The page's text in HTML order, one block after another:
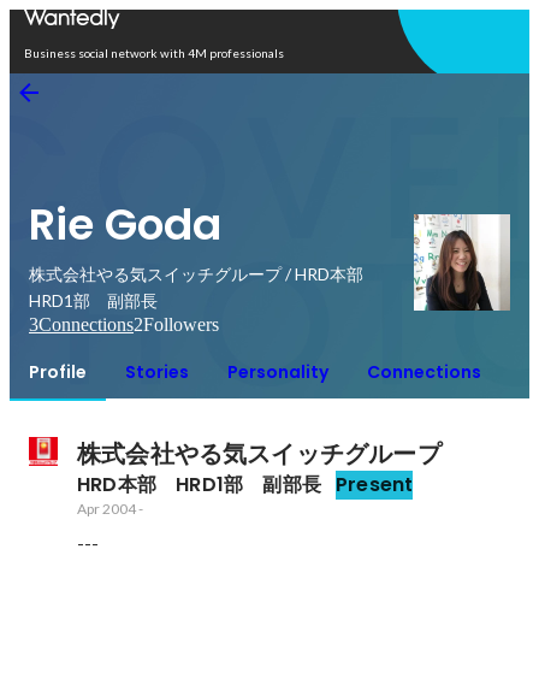
Business social network with 4M professionals
Rie Goda
株式会社やる気スイッチグループ / HRD本部
HRD1部 副部長
3Connections2Followers
Profile Stories Personality Connections
株式会社やる気スイッチグループ
HRD本部　HRD1部　副部長 Present
Apr 2004-
---